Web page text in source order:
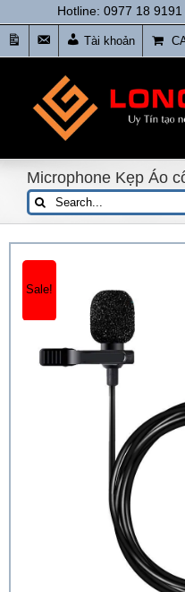
to
content
Hotline: 0977 18 9191
tức
Liên
Hệ
Tài khoản
Microphone Kẹp Áo
Search
for:
Sale!